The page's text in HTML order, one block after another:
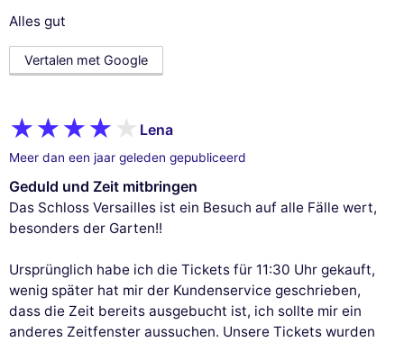
Alles gut
Vertalen met Google
Lena
Meer dan een jaar geleden gepubliceerd
Geduld und Zeit mitbringen
Das Schloss Versailles ist ein Besuch auf alle Fälle wert,
besonders der Garten!!
Ursprünglich habe ich die Tickets für 11:30 Uhr gekauft,
wenig später hat mir der Kundenservice geschrieben,
dass die Zeit bereits ausgebucht ist, ich sollte mir ein
anderes Zeitfenster aussuchen. Unsere Tickets wurden